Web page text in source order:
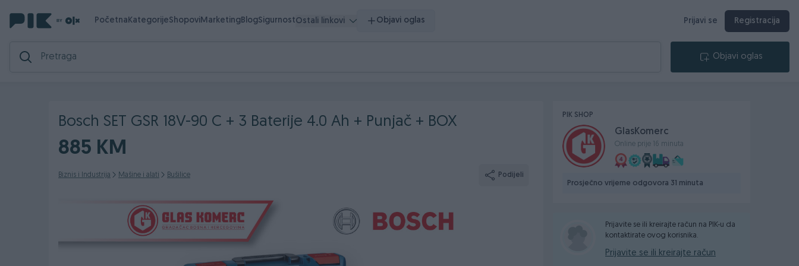
PočetnaKategorijeShopoviMarketingBlogSigurnostOstali linkovi Objavi oglas Prijavi se Registracija
Objavi oglas
Bosch SET GSR 18V-90 C + 3 Baterije 4.0 Ah + Punjač + BOX
885 KM
Biznis i Industrija Mašine i alati Bušilice Podijeli
PIK SHOP
GlasKomerc
Online prije 16 minuta
Prosječno vrijeme odgovora 31 minuta
Prijavite se ili kreirajte račun na PIK-u da
kontaktirate ovog korisnika.
Prijavite se ili kreirajte račun